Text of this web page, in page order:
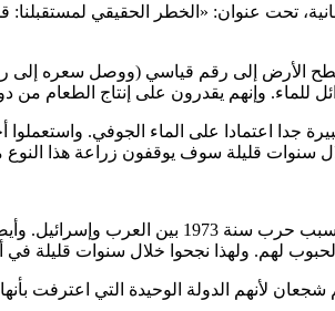
تحت عنوان: «الخطر الحقيقي
إلى رقم قياسي (ووصل سعره إلى
للماء. وإنهم يقدرون على إنتاج الطعام من
جدا اعتمادا على الماء الجوفي.
سنوات قليلة سوف يوقفون زراعة هذا النوع
– كانت تلك سنوات وقف ضخ النفط إلى
لهم. ولهذا نجحوا خلال سنوات قليلة
شجعان لأنهم الدولة الوحيدة التي اعترفت